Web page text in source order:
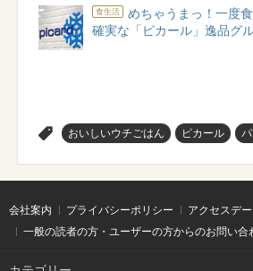
食生活
めちゃうまっ！一度
確実な「ピカール」逸品グ
おいしいウチごはん ピカール
会社案内 プライバシーポリシー アクセスデ
一般の読者の方・ユーザーの方からのお問い合